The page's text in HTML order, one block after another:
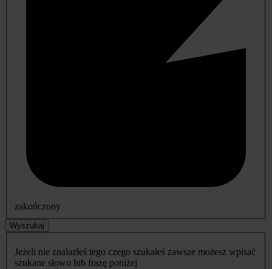
zakończony
Wyszukaj
Jeżeli nie znalazłeś tego czego szukałeś zawsze możesz wpisać
szukane słowo lub frazę poniżej